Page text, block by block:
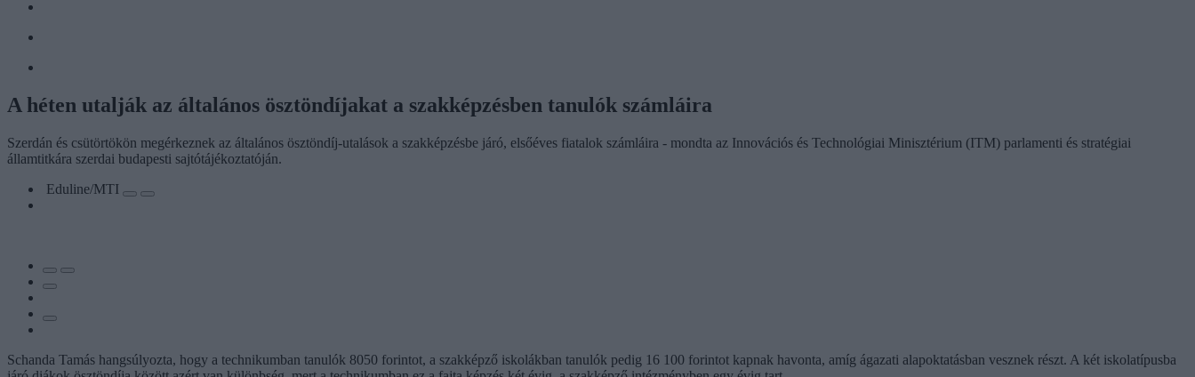
A héten utalják az általános ösztöndíjakat a szakképzésben tanulók számláira
Szerdán és csütörtökön megérkeznek az általános ösztöndíj-utalások a szakképzésbe járó, elsőéves fiatalok számláira - mondta az Innovációs és Technológiai Minisztérium (ITM) parlamenti és stratégiai
államtitkára szerdai budapesti sajtótájékoztatóján.
Eduline/MTI
Schanda Tamás hangsúlyozta, hogy a technikumban tanulók 8050 forintot, a szakképző iskolákban tanulók pedig 16 100 forintot kapnak havonta, amíg ágazati alapoktatásban vesznek részt. A két iskolatípusba